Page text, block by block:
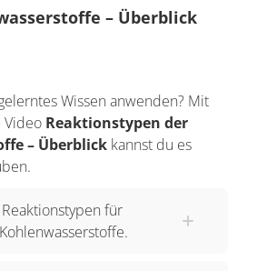
eine Doppelbindung
– Atomen.
an jedem dieser
Alkan.
eine Dreifachbindung
– Atomen.
an jedem dieser
jeweils zwei Wasserstoff –
– Überblick
Wissen anwenden? Mit
Video Reaktionstypen der
– Überblick kannst du es
für